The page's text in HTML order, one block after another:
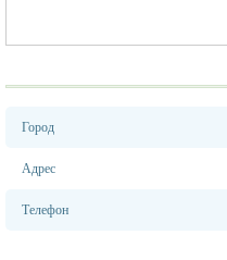
Город
Адрес
Телефон